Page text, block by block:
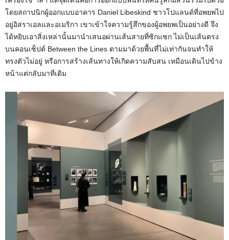
โดยสถาปนิกผู้ออกแบบอาคาร Daniel Libeskind ชาวโปแลนด์ที่อพยพไป
อยู่อิสราเอลและอเมริกา เขาเข้าใจความรู้สึกของผู้อพยพเป็นอย่างดี จึง
ได้หยิบเอาสิ่งเหล่านั้นมานำเสนอผ่านเส้นสายที่ซิกแซก ไม่เป็นเส้นตรง
บนคอนเซ็ปต์ Between the Lines ตามมาด้วยพื้นที่ไม่เท่ากันจนทำให้
ทรงตัวไม่อยู่ หรือการสร้างเส้นทางให้เกิดความสับสน เหมือนเดินไปข้าง
หน้าแต่กลับมาที่เดิม